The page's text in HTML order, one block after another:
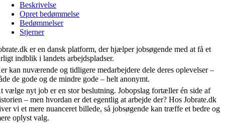
Beskrivelse
Opret bedømmelse
Bedømmelser
Stjerner
er en dansk platform, der hjælper jobsøgende med at få et
indblik i landets arbejdspladser.
kan nuværende og tidligere medarbejdere dele deres oplevelser –
de gode og de mindre gode – helt anonymt.
vælge nyt job er en stor beslutning. Jobopslag fortæller én side af
– men hvordan er det egentlig at arbejde der? Hos Jobrate.dk
vi et mere nuanceret billede, så jobsøgende kan træffe et bedre og
oplyst valg.